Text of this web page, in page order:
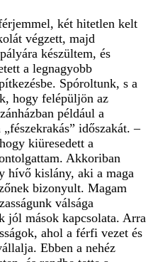
két hitetlen kelt
végzett, majd
készültem, és
a legnagyobb
Spóroltunk, s a
hogy felépüljön az
például a
időszakát. –
kiüresedett a
Akkoriban
hívő kislány, aki a maga
bizonyult. Magam
válsága
jól mások kapcsolata. Arra
ahol a férfi vezet és
Ebben a nehéz